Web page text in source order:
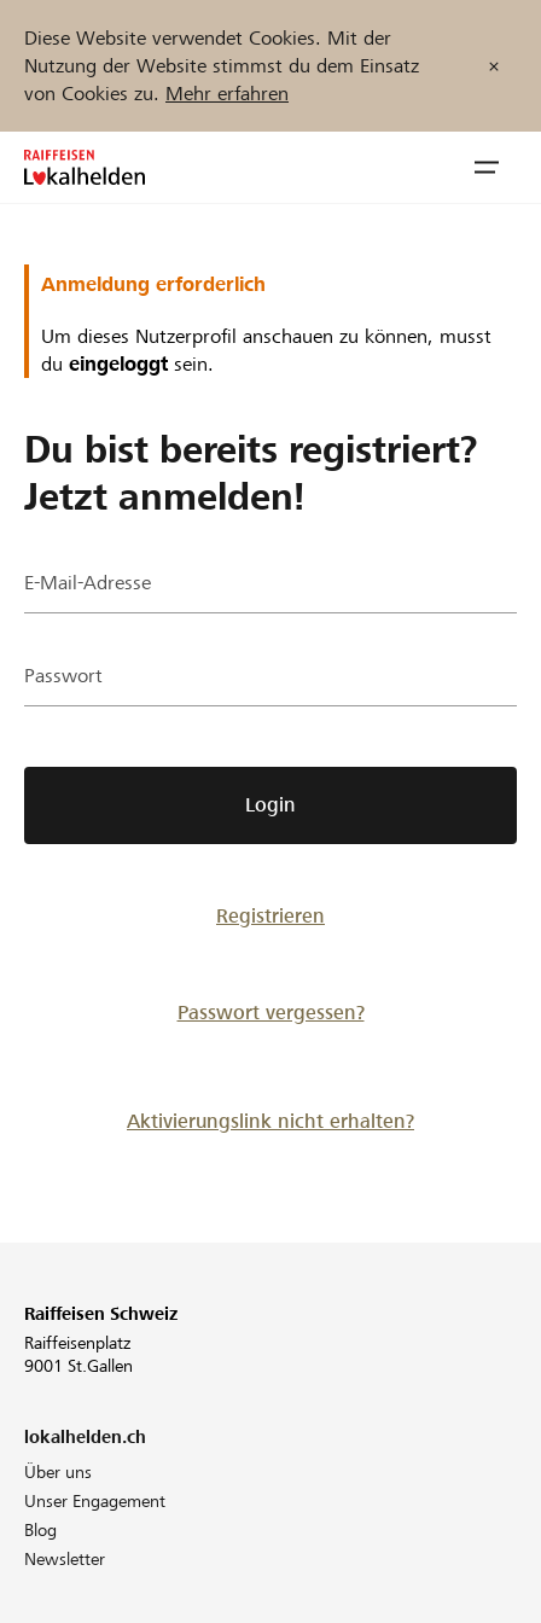
Diese Website verwendet Cookies. Mit der
Nutzung der Website stimmst du dem Einsatz
von Cookies zu. Mehr erfahren
Zum
Inhalt
Unterstützen
Partner / Raiffeisenbank
Jetzt starten
Anmeldung erforderlich
Um dieses Nutzerprofil anschauen zu können, musst
du eingeloggt sein.
Du bist bereits registriert?
Jetzt anmelden!
E-Mail-Adresse
Passwort
Login
Registrieren
Passwort vergessen?
Aktivierungslink nicht erhalten?
Raiffeisen Schweiz
Raiffeisenplatz
9001 St.Gallen
lokalhelden.ch
Über uns
Unser Engagement
Blog
Newsletter